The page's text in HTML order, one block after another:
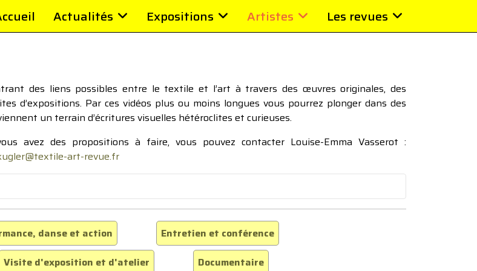
Actualités Expositions Artistes Les revues
des liens possibles entre le textile et l’art à travers des œuvres originales, des
d’expositions. Par ces vidéos plus ou moins longues vous pourrez plonger dans des
un terrain d’écritures visuelles hétéroclites et curieuses.
avez des propositions à faire, vous pouvez contacter Louise-Emma Vasserot :
art-revue.fr
danse et action
Entretien et conférence
Visite d'exposition et d'atelier Documentaire